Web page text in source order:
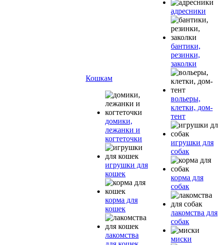
Кошкам
домики,
лежанки и
когтеточки
игрушки для
кошек
корма для
кошек
лакомства
адресники
бантики,
резинки,
заколки
вольеры,
клетки, дом-
тент
игрушки для
собак
корма для
собак
лакомства для
собак
миски